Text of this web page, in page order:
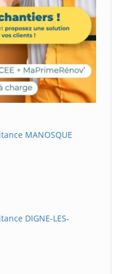
MANOSQUE
DIGNE-LES-